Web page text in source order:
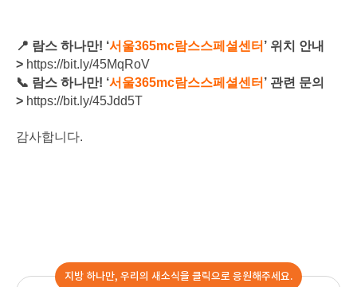
📍 람스 하나만! ‘서울365mc람스스페셜센터 ’ 위치 안내
> https://bit.ly/45MqRoV
📞 람스 하나만! ‘서울365mc람스스페셜센터 ’ 관련 문의
> https://bit.ly/45Jdd5T
감사합니다.
지방 하나만, 우리의 새소식을 클릭으로 응원해주세요.